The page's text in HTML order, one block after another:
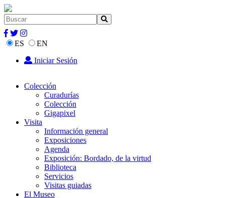
ES
EN
Iniciar Sesión
Colección
Curadurías
Colección
Gigapixel
Visita
Información general
Exposiciones
Agenda
Exposición: Bordado, de la virtud
Biblioteca
Servicios
Visitas guiadas
El Museo